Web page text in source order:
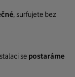
, surfujete bez
se postaráme